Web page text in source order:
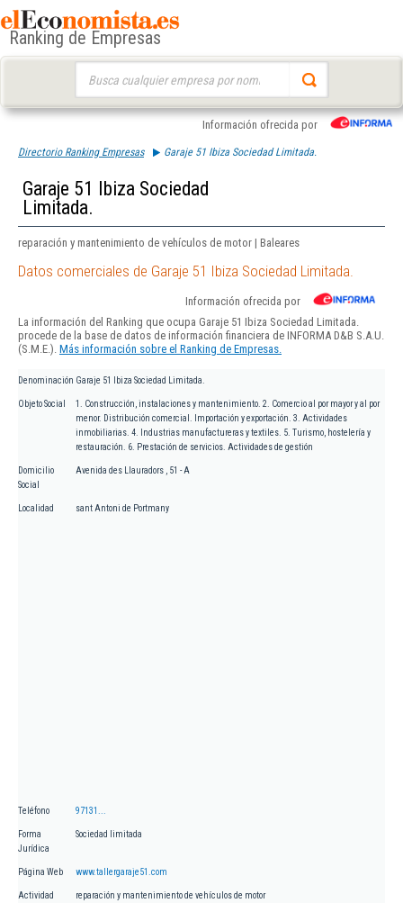
Ranking de Empresas
Información ofrecida por
Directorio Ranking Empresas Garaje 51 Ibiza Sociedad Limitada.
Garaje 51 Ibiza Sociedad
Limitada.
reparación y mantenimiento de vehículos de motor | Baleares
Datos comerciales de Garaje 51 Ibiza Sociedad Limitada.
Información ofrecida por
La información del Ranking que ocupa Garaje 51 Ibiza Sociedad Limitada.
procede de la base de datos de información financiera de INFORMA D&B S.A.U.
(S.M.E.). Más información sobre el Ranking de Empresas.
Denominación Garaje 51 Ibiza Sociedad Limitada.
Objeto Social
1. Construcción, instalaciones y mantenimiento. 2. Comercio al por mayor y al por
menor. Distribución comercial. Importación y exportación. 3. Actividades
inmobiliarias. 4. Industrias manufactureras y textiles. 5. Turismo, hostelería y
restauración. 6. Prestación de servicios. Actividades de gestión
Domicilio
Social
Avenida des Llauradors , 51 - A
Localidad sant Antoni de Portmany
Teléfono 97131...
Forma
Jurídica
Sociedad limitada
Página Web www.tallergaraje51.com
Actividad reparación y mantenimiento de vehículos de motor